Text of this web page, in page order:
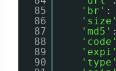
85
86
87
88
89
90
'br' :
'size'
'md5'
'code'
'expi'
'type'